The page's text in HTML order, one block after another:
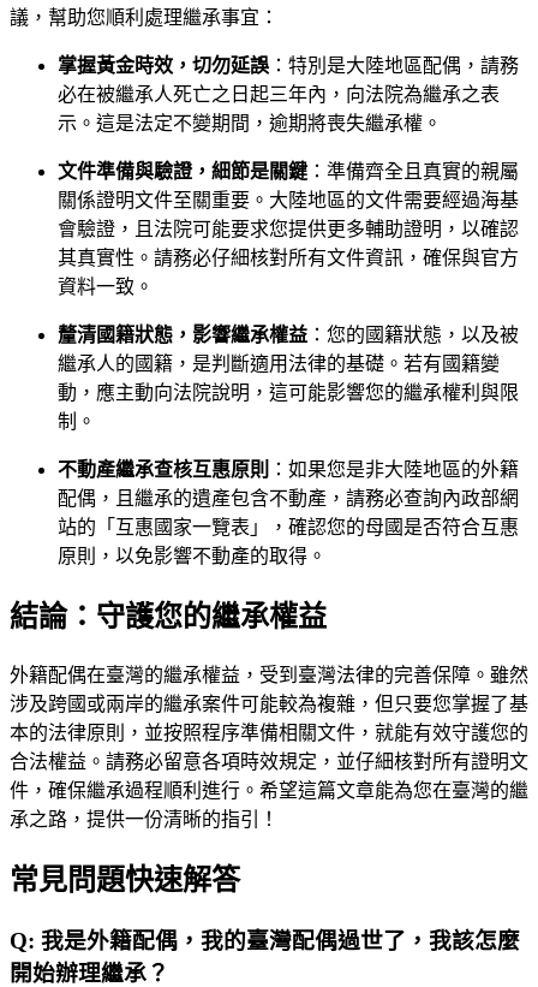
議，幫助您順利處理繼承事宜：
掌握黃金時效，切勿延誤 ：特別是大陸地區配偶，請務
必在被繼承人死亡之日起三年內，向法院為繼承之表
示。這是法定不變期間，逾期將喪失繼承權。
文件準備與驗證，細節是關鍵 ：準備齊全且真實的親屬
關係證明文件至關重要。大陸地區的文件需要經過海基
會驗證，且法院可能要求您提供更多輔助證明，以確認
其真實性。請務必仔細核對所有文件資訊，確保與官方
資料一致。
釐清國籍狀態，影響繼承權益 ：您的國籍狀態，以及被
繼承人的國籍，是判斷適用法律的基礎。若有國籍變
動，應主動向法院說明，這可能影響您的繼承權利與限
制。
不動產繼承查核互惠原則 ：如果您是非大陸地區的外籍
配偶，且繼承的遺產包含不動產，請務必查詢內政部網
站的「互惠國家一覽表」，確認您的母國是否符合互惠
原則，以免影響不動產的取得。
結論：守護您的繼承權益
外籍配偶在臺灣的繼承權益，受到臺灣法律的完善保障。雖然
涉及跨國或兩岸的繼承案件可能較為複雜，但只要您掌握了基
本的法律原則，並按照程序準備相關文件，就能有效守護您的
合法權益。請務必留意各項時效規定，並仔細核對所有證明文
件，確保繼承過程順利進行。希望這篇文章能為您在臺灣的繼
承之路，提供一份清晰的指引！
常見問題快速解答
Q: 我是外籍配偶，我的臺灣配偶過世了，我該怎麼
開始辦理繼承？